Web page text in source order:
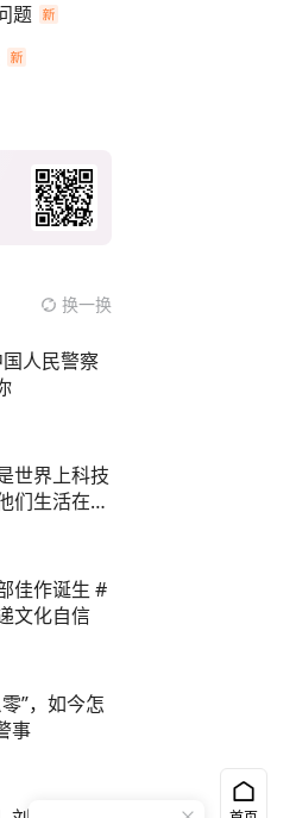
题
换一换
国人民警察
世界上科技
们生活在
佳作诞生 #
文化自信
”，如今怎
事